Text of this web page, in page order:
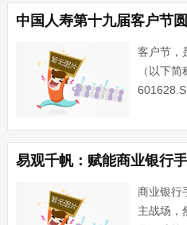
中国人寿
称“中国
客户节，
（以下
务、暖心
户带来满
中国人寿
易观千帆：赋能商业银行
商业银行
主战场，